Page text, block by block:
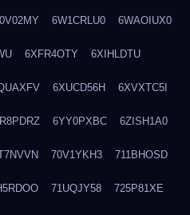
6W1CRLU0 6WAOIUX0
6XFR4OTY 6XIHLDTU
6XUCD56H 6XVXTC5I
6YY0PXBC 6ZISH1A0
70V1YKH3 711BHOSD
71UQJY58 725P81XE